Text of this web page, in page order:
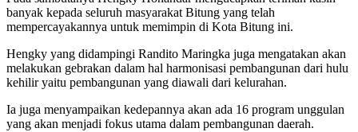
banyak kepada seluruh masyarakat Bitung yang telah
mempercayakannya untuk memimpin di Kota Bitung ini.
Hengky yang didampingi Randito Maringka juga mengatakan akan
melakukan gebrakan dalam hal harmonisasi pembangunan dari hulu
kehilir yaitu pembangunan yang diawali dari kelurahan.
Ia juga menyampaikan kedepannya akan ada 16 program unggulan
yang akan menjadi fokus utama dalam pembangunan daerah.